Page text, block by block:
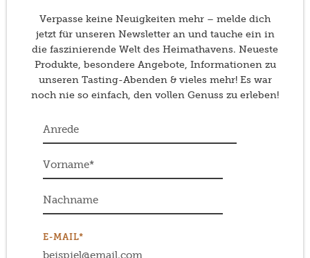
Verpasse keine Neuigkeiten mehr – melde dich
jetzt für unseren Newsletter an und tauche ein in
die faszinierende Welt des Heimathavens. Neueste
Produkte, besondere Angebote, Informationen zu
unseren Tasting-Abenden & vieles mehr! Es war
noch nie so einfach, den vollen Genuss zu erleben!
E-MAIL*